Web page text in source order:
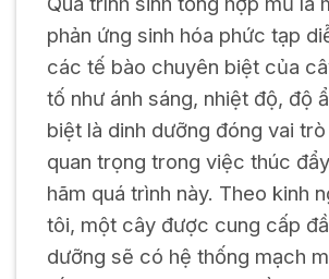
phản ứng sinh hóa phức tạp
các tế bào chuyên biệt của
tố như ánh sáng, nhiệt độ, độ
biệt là dinh dưỡng đóng vai
quan trọng trong việc thúc
hãm quá trình này. Theo kinh
tôi, một cây được cung cấp
dưỡng sẽ có hệ thống mạch